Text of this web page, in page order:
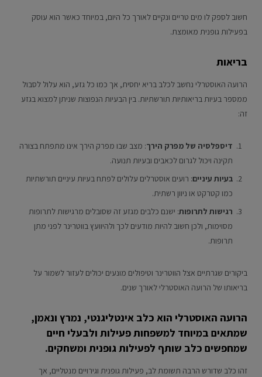
חשוב לספק לו מים טריים ונקיים לאורך כל היום, במיוחד כאשר הוא עוסק
בפעילות גופנית מאומצת.
בריאות
הרועה האוסטרלי נחשב לכלב בריא יחסית, אך כמו כל גזע, הוא עלול לסבול
ממספר בעיות בריאותיות תורשתיות. בין הבעיות הנפוצות שניתן למצוא בגזע
זה:
דיספלסיה של מפרק הירך: מצב שבו מפרק הירך אינו מתפתח בצורה
תקינה ויכול לגרום לכאבים ובעיות תנועה.
בעיות עיניים: רועים אוסטרלים עלולים לפתח בעיות עיניים תורשתיות
כמו קטרקט או ניוון רשתית.
רגישות לתרופות: ישנם כלבים מגזע זה שסובלים מרגישות לתרופות
מסוימות, ולכן חשוב להיות מודעים לכך ולהיוועץ בווטרינר לפני מתן
תרופות.
ביקורים שגרתיים אצל הווטרינר וטיפולים מונעים יכולים לעזור לשמור על
בריאותו של הרועה האוסטרלי לאורך שנים.
הרועה האוסטרלי הוא כלב אינטליגנטי, נמרץ ונאמן,
שמתאים במיוחד למשפחות פעילות ולבעלי חיים
שמחפשים כלב שותף לפעילות גופנית ומשחקים.
זהו כלב שדורש הרבה תשומת לב, פעילות גופנית וגירויים מנטליים, אך